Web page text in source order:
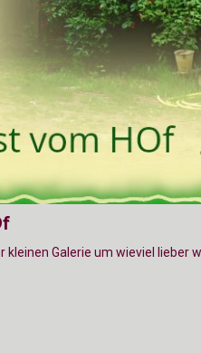
kleinen Galerie um wieviel lieber